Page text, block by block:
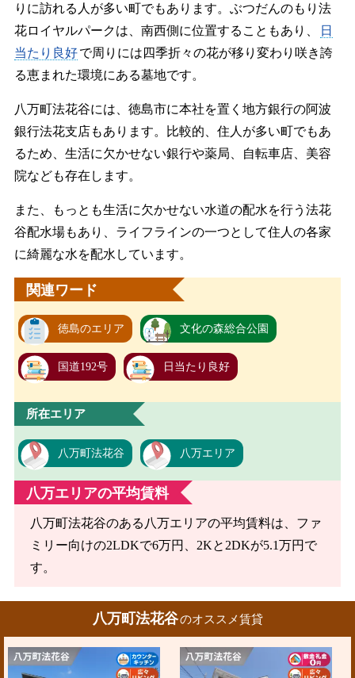
りに訪れる人が多い町でもあります。ぶつだんのもり法
花ロイヤルパークは、南西側に位置することもあり、
日
当たり良好で周りには四季折々の花が移り変わり咲き誇
る恵まれた環境にある墓地です。
八万町法花谷には、徳島市に本社を置く地方銀行の阿波
銀行法花支店もあります。比較的、住人が多い町でもあ
るため、生活に欠かせない銀行や薬局、自転車店、美容
院なども存在します。
また、もっとも生活に欠かせない水道の配水を行う法花
谷配水場もあり、ライフラインの一つとして住人の各家
に綺麗な水を配水しています。
関連ワード
徳島のエリア 文化の森総合公園
国道192号 日当たり良好
所在エリア
八万町法花谷 八万エリア
八万エリアの平均賃料
八万町法花谷のある八万エリアの平均賃料は、ファ
ミリー向けの2LDKで6万円、2Kと2DKが5.1万円で
す。
八万町法花谷のオススメ賃貸